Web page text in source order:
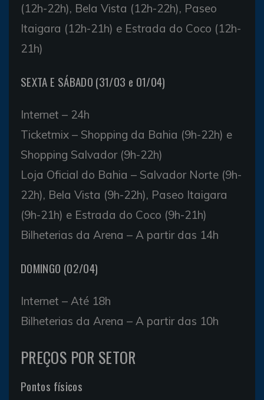
(12h-22h), Bela Vista (12h-22h), Paseo
Itaigara (12h-21h) e Estrada do Coco (12h-
21h)
SEXTA E SÁBADO (31/03 e 01/04)
Internet – 24h
Ticketmix – Shopping da Bahia (9h-22h) e
Shopping Salvador (9h-22h)
Loja Oficial do Bahia – Salvador Norte (9h-
22h), Bela Vista (9h-22h), Paseo Itaigara
(9h-21h) e Estrada do Coco (9h-21h)
Bilheterias da Arena – A partir das 14h
DOMINGO (02/04)
Internet – Até 18h
Bilheterias da Arena – A partir das 10h
PREÇOS POR SETOR
Pontos físicos